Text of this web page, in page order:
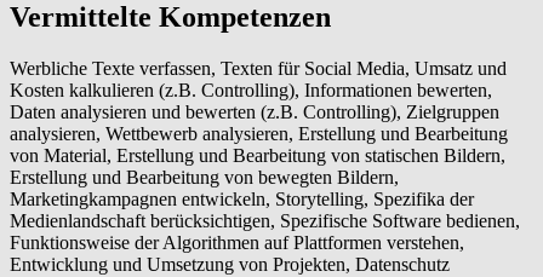
Vermittelte Kompetenzen
Werbliche Texte verfassen, Texten für Social Media, Umsatz und
Kosten kalkulieren (z.B. Controlling), Informationen bewerten,
Daten analysieren und bewerten (z.B. Controlling), Zielgruppen
analysieren, Wettbewerb analysieren, Erstellung und Bearbeitung
von Material, Erstellung und Bearbeitung von statischen Bildern,
Erstellung und Bearbeitung von bewegten Bildern,
Marketingkampagnen entwickeln, Storytelling, Spezifika der
Medienlandschaft berücksichtigen, Spezifische Software bedienen,
Funktionsweise der Algorithmen auf Plattformen verstehen,
Entwicklung und Umsetzung von Projekten, Datenschutz